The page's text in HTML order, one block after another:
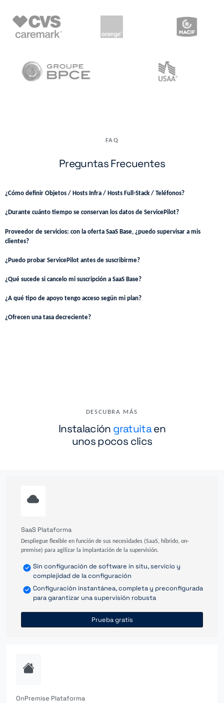
FAQ
Preguntas Frecuentes
¿Cómo definir Objetos / Hosts Infra / Hosts Full-Stack / Teléfonos?
¿Durante cuánto tiempo se conservan los datos de ServicePilot?
Proveedor de servicios: con la oferta SaaS Base, ¿puedo supervisar a mis
clientes?
¿Puedo probar ServicePilot antes de suscribirme?
¿Qué sucede si cancelo mi suscripción a SaaS Base?
¿A qué tipo de apoyo tengo acceso según mi plan?
¿Ofrecen una tasa decreciente?
DESCUBRA MÁS
Instalación gratuitaen
unos pocos clics
SaaS Plataforma
Despliegue flexible en función de sus necesidades (SaaS, híbrido, on-
premise) para agilizar la implantación de la supervisión.
Sin configuración de software in situ, servicio y
complejidad de la configuración
Configuración instantánea, completa y preconfigurada
para garantizar una supervisión robusta
Prueba gratis
OnPremise Plataforma